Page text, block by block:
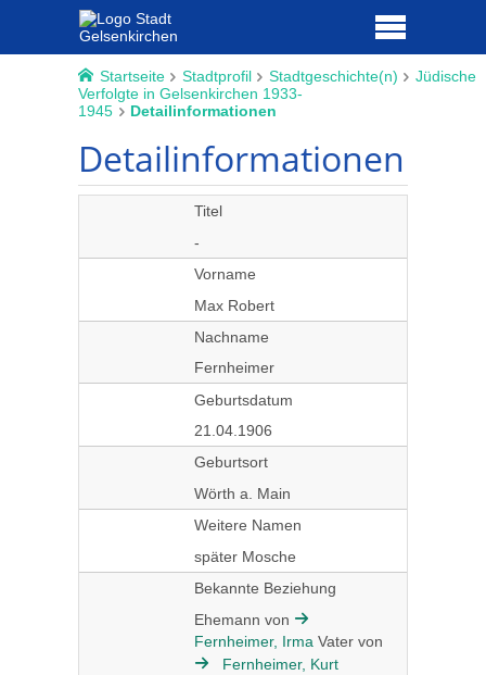
Startseite Stadtprofil Stadtgeschichte(n)
Jüdische
Verfolgte in Gelsenkirchen 1933-
1945
Detailinformationen
Detailinformationen
Titel
-
Vorname
Max Robert
Nachname
Fernheimer
Geburtsdatum
21.04.1906
Geburtsort
Wörth a. Main
Weitere Namen
später Mosche
Bekannte Beziehung
Ehemann von
Fernheimer, Irma Vater von
Fernheimer, Kurt